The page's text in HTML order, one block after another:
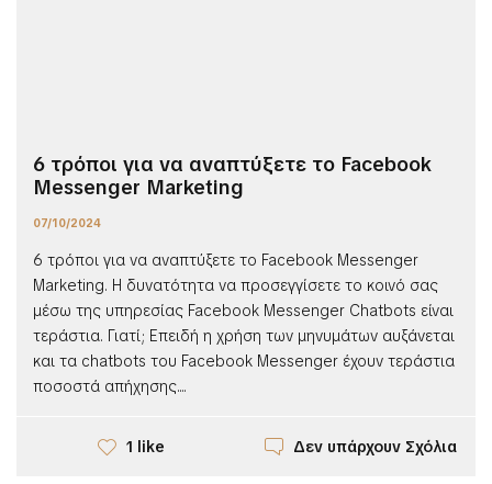
6 τρόποι για να αναπτύξετε το Facebook
Messenger Marketing
07/10/2024
6 τρόποι για να αναπτύξετε το Facebook Messenger
Marketing. Η δυνατότητα να προσεγγίσετε το κοινό σας
μέσω της υπηρεσίας Facebook Messenger Chatbots είναι
τεράστια. Γιατί; Επειδή η χρήση των μηνυμάτων αυξάνεται
και τα chatbots του Facebook Messenger έχουν τεράστια
ποσοστά απήχησης....
1 like Δεν υπάρχουν Σχόλια